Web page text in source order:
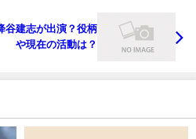
谷建志が出演？役柄
や現在の活動は？